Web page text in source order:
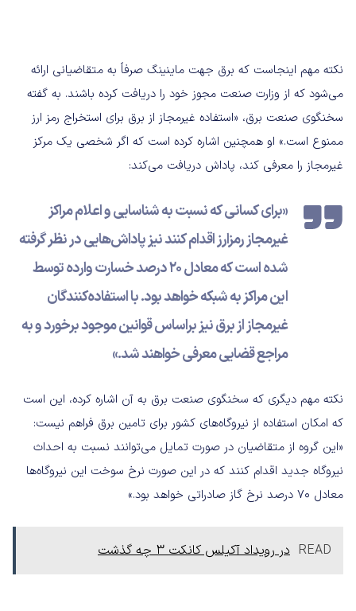
نکته مهم اینجاست که برق جهت ماینینگ صرفاً به متقاضیانی ارائه
می‌شود که از وزارت صنعت مجوز خود را دریافت کرده باشند. به گفته
سخنگوی صنعت برق، «استفاده غیرمجاز از برق برای استخراج رمز ارز
ممنوع است.» او همچنین اشاره کرده است که اگر شخصی یک مرکز
غیرمجاز را معرفی کند، پاداش دریافت می‌کند:
«برای کسانی که نسبت به شناسایی و اعلام مراکز
غیرمجاز رمزارز اقدام کنند نیز پاداش‌هایی در نظر گرفته
شده است که معادل ۲۰ درصد خسارت وارده توسط
این مراکز به شبکه خواهد بود. با استفاده‌کنندگان
غیرمجاز از برق نیز براساس قوانین موجود برخورد و به
مراجع قضایی معرفی خواهند شد.»
نکته مهم دیگری که سخنگوی صنعت برق به آن اشاره کرده، این است
که امکان استفاده از نیروگاه‌های کشور برای تامین برق فراهم نیست:
«این گروه از متقاضیان در صورت تمایل می‌توانند نسبت به احداث
نیروگاه جدید اقدام کنند که در این صورت نرخ سوخت این نیروگاه‌ها
معادل ۷۰ درصد نرخ گاز صادراتی خواهد بود.»
READ در رویداد آکیلس کانکت 3 چه گذشت